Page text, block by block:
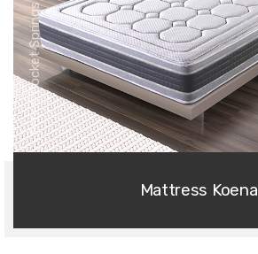
Series Pocket Springs
Mattress Koena